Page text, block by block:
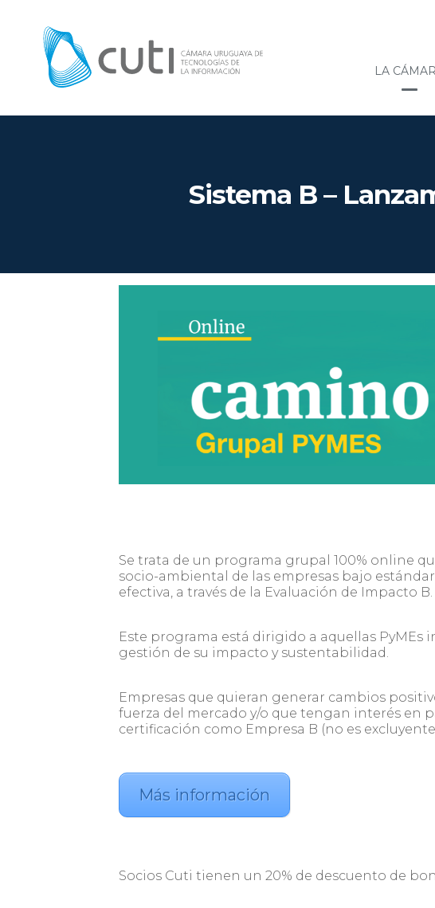
LA
Sistema B –
Se trata de un programa grupal 100% online
socio-ambiental de las empresas bajo
efectiva, a través de la Evaluación de Impacto B.
Este programa está dirigido a aquellas PyMEs
gestión de su impacto y sustentabilidad.
Empresas que quieran generar cambios
fuerza del mercado y/o que tengan interés en
certificación como Empresa B (no es
Más información
Socios Cuti tienen un20% de descuento de